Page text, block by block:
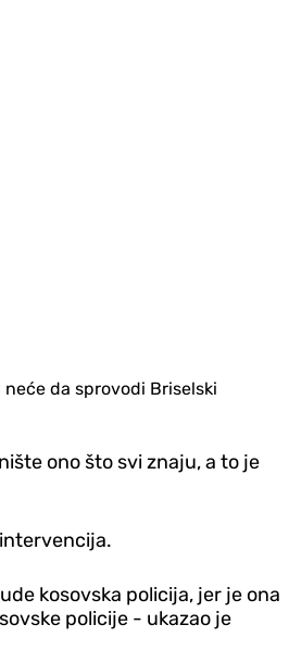
da sprovodi Briselski
ono što svi znaju, a to je
kosovska policija, jer je ona
policije - ukazao je